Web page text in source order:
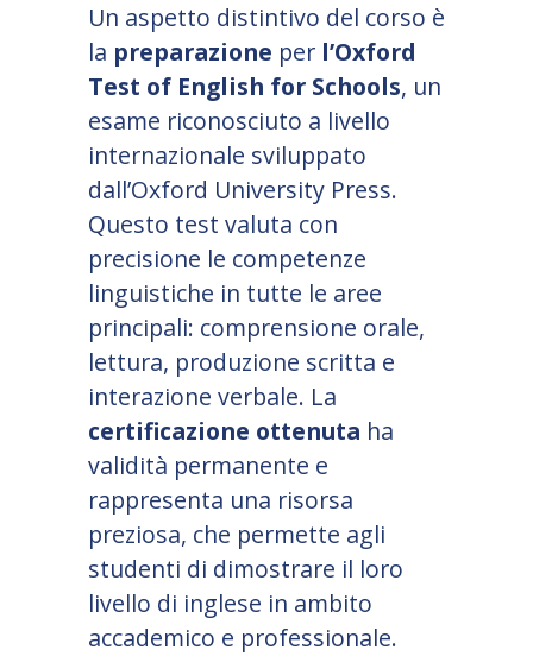
Un aspetto distintivo del corso è
la preparazione per l’Oxford
Test of English for Schools, un
esame riconosciuto a livello
internazionale sviluppato
dall’Oxford University Press.
Questo test valuta con
precisione le competenze
linguistiche in tutte le aree
principali: comprensione orale,
lettura, produzione scritta e
interazione verbale. La
certificazione ottenuta ha
validità permanente e
rappresenta una risorsa
preziosa, che permette agli
studenti di dimostrare il loro
livello di inglese in ambito
accademico e professionale.